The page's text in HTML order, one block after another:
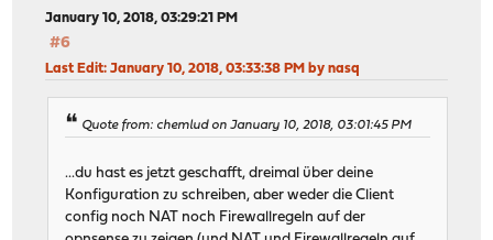
January 10, 2018, 03:29:21 PM
#6
Last Edit: January 10, 2018, 03:33:38 PM by nasq
Quote from: chemlud on January 10, 2018, 03:01:45 PM
...du hast es jetzt geschafft, dreimal über deine
Konfiguration zu schreiben, aber weder die Client
config noch NAT noch Firewallregeln auf der